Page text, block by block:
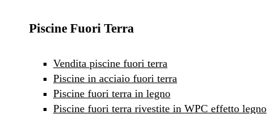
Piscine Fuori Terra
Vendita piscine fuori terra
Piscine in acciaio fuori terra
Piscine fuori terra in legno
Piscine fuori terra rivestite in WPC effetto legno